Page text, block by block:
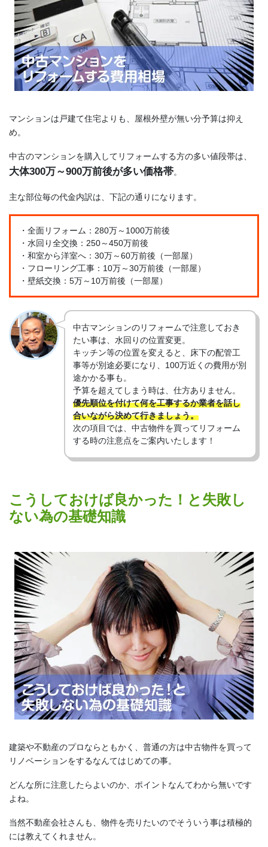
マンションは戸建て住宅よりも、屋根外壁が無い分予算は抑え
め。
中古のマンションを購入してリフォームする方の多い値段帯は、
大体300万～900万前後が多い価格帯。
主な部位毎の代金内訳は、下記の通りになります。
・全面リフォーム：280万～1000万前後
・水回り全交換：250～450万前後
・和室から洋室へ：30万～60万前後（一部屋）
・フローリング工事：10万～30万前後（一部屋）
・壁紙交換：5万～10万前後（一部屋）
中古マンションのリフォームで注意しておき
たい事は、水回りの位置変更。
キッチン等の位置を変えると、床下の配管工
事等が別途必要になり、100万近くの費用が別
途かかる事も。
予算を超えてしまう時は、仕方ありません。
優先順位を付けて何を工事するか業者を話し
合いながら決めて行きましょう。
次の項目では、中古物件を買ってリフォーム
する時の注意点をご案内いたします！
こうしておけば良かった！と失敗し
ない為の基礎知識
建築や不動産のプロならともかく、普通の方は中古物件を買って
リノベーションをするなんてはじめての事。
どんな所に注意したらよいのか、ポイントなんてわから無いです
よね。
当然不動産会社さんも、物件を売りたいのでそういう事は積極的
には教えてくれません。